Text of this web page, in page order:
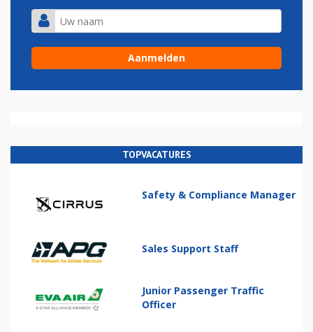
TOPVACATURES
Safety & Compliance Manager
Sales Support Staff
Junior Passenger Traffic
Officer